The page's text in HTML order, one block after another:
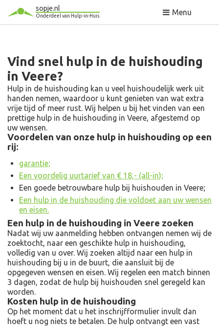
sopje.nl
Onderdeel van Hulp-in-Huis Menu
Vind snel hulp in de huishouding
in Veere?
Hulp in de huishouding kan u veel huishoudelijk werk uit
handen nemen, waardoor u kunt genieten van wat extra
vrije tijd of meer rust. Wij helpen u bij het vinden van een
prettige hulp in de huishouding in Veere, afgestemd op
uw wensen.
Voordelen van onze hulp in huishouding op een
rij:
garantie;
Een voordelig uurtarief van € 18,- (all-in);
Een goede betrouwbare hulp bij huishouden in Veere;
Een hulp in de huishouding die voldoet aan uw wensen
en eisen.
Een hulp in de huishouding in Veere zoeken
Nadat wij uw aanmelding hebben ontvangen nemen wij de
zoektocht, naar een geschikte hulp in huishouding,
volledig van u over. Wij zoeken altijd naar een hulp in
huishouding bij u in de buurt, die aansluit bij de
opgegeven wensen en eisen. Wij regelen een match binnen
3 dagen, zodat de hulp bij huishouden snel geregeld kan
worden.
Kosten hulp in de huishouding
Op het moment dat u het inschrijfformulier invult dan
hoeft u nog niets te betalen. De hulp ontvangt een vast